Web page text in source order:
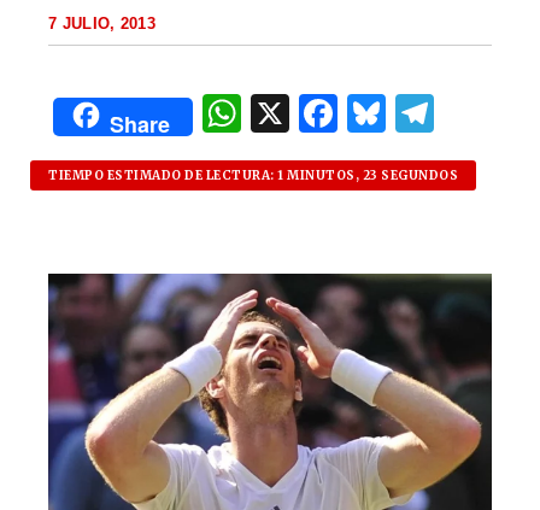
7 JULIO, 2013
Share
W
h
at
A
p
p
X F
a
c
b
o
o
k
B
lu
es
y
el
e
ra
m
TIEMPO ESTIMADO DE LECTURA: 1 MINUTOS, 23 SEGUNDOS